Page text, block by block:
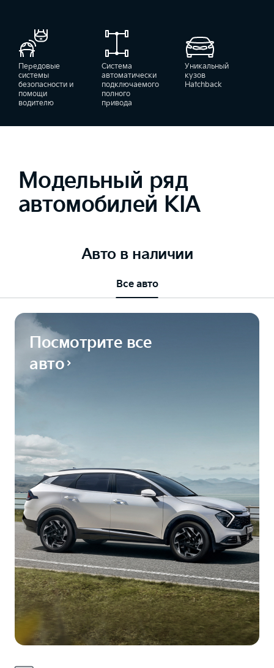
Передовые
системы
безопасности и
помощи
водителю
Система
автоматически
подключаемого
полного
привода
Уникальный
кузов
Hatchback
Модельный ряд
автомобилей KIA
Авто в наличии
Все авто
Посмотрите все
авто